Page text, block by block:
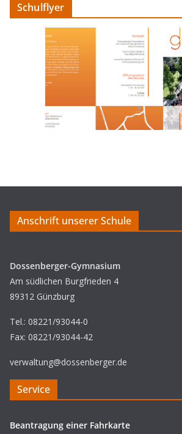
Schulflyer
Anschrift unserer Schule
Dossenberger-Gymnasium
Am südlichen Burgfrieden 4
89312 Günzburg
Tel.: 08221/93044-0
Fax: 08221/93044-42
verwaltung@dossenberger.de
Service
Beantragung einer Fahrkarte